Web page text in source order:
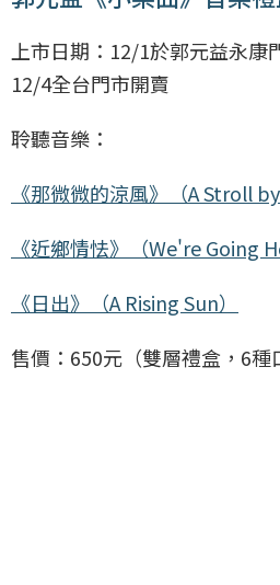
上市日期：12/1於郭元益永康
12/4全台門市開賣
聆聽音樂：
《那微微的涼風》（A Stroll
《近鄉情怯》（We're Going
《日出》（A Rising Sun）
售價：650元（雙層禮盒，6種